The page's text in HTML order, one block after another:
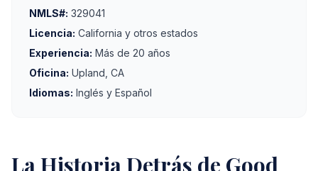
NMLS#: 329041
Licencia: California y otros estados
Experiencia: Más de 20 años
Oficina: Upland, CA
Idiomas: Inglés y Español
La Historia Detrás de Good